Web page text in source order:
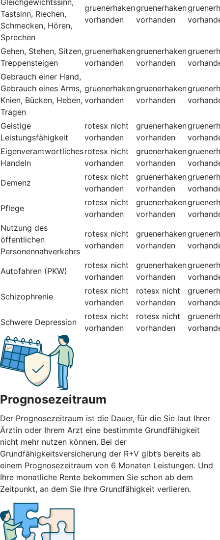
Tastsinn, Riechen,
Schmecken, Hören,
Sprechen
gruenerhaken
vorhanden
gruenerhaken
vorhanden
Gehen, Stehen, Sitzen,
Treppensteigen
gruenerhaken
vorhanden
gruenerhaken
vorhanden
Gebrauch einer Hand,
Gebrauch eines Arms,
Knien, Bücken, Heben,
Tragen
gruenerhaken
vorhanden
gruenerhaken
vorhanden
Geistige
Leistungsfähigkeit
rotesx nicht
vorhanden
gruenerhaken
vorhanden
Eigenverantwortliches
Handeln
rotesx nicht
vorhanden
gruenerhaken
vorhanden
Demenz
rotesx nicht
vorhanden
gruenerhaken
vorhanden
Pflege
rotesx nicht
vorhanden
gruenerhaken
vorhanden
Nutzung des
öffentlichen
Personennahverkehrs
rotesx nicht
vorhanden
gruenerhaken
vorhanden
Autofahren (PKW)
rotesx nicht
vorhanden
gruenerhaken
vorhanden
Schizophrenie
rotesx nicht
vorhanden
rotesx nicht
vorhanden
Schwere Depression
rotesx nicht
vorhanden
rotesx nicht
vorhanden
Prognosezeitraum
Der Prognosezeitraum ist die Dauer, für die Sie laut Ihrer
Ärztin oder Ihrem Arzt eine bestimmte Grundfähigkeit
nicht mehr nutzen können. Bei der
Grundfähigkeitsversicherung der R+V gibt’s bereits ab
einem Prognosezeitraum von 6 Monaten Leistungen. Und
Ihre monatliche Rente bekommen Sie schon ab dem
Zeitpunkt, an dem Sie Ihre Grundfähigkeit verlieren.